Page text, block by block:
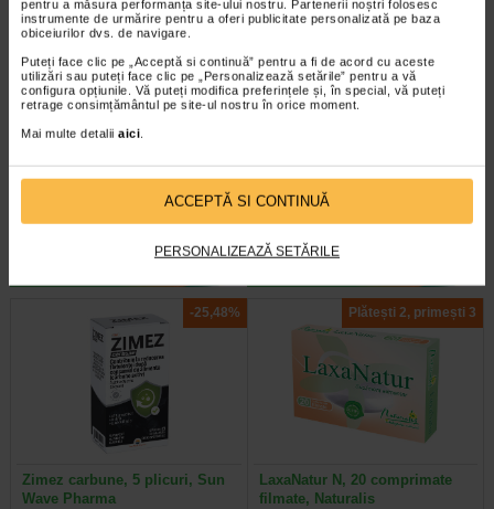
pentru a măsura performanța site-ului nostru. Partenerii noștri folosesc
instrumente de urmărire pentru a oferi publicitate personalizată pe baza
obiceiurilor dvs. de navigare.
Puteți face clic pe „Acceptă si continuă” pentru a fi de acord cu aceste
utilizări sau puteți face clic pe „Personalizează setările” pentru a vă
configura opțiunile. Vă puteți modifica preferințele și, în special, vă puteți
retrage consimțământul pe site-ul nostru în orice moment.
Mai multe detalii aici.
ACCEPTĂ SI CONTINUĂ
PERSONALIZEAZĂ SETĂRILE
Smecta GO Cacao & Caramel 8
plicuri, 3 g pulbere…
Smecta Go® este un dispozitiv
medical, o suspensie gata de
utilizare, disponibila intr-un plic…
Natulax, 20 comprimate, Sun
SUPLIMENT ALIMENTAR -
NATULAX Fiecare comprimat
contine: Ingredient | Cantitate …
-25,48%
Zimez carbune, 5 plicuri, Sun
Wave Pharma
Plătești 2, primești 3
LaxaNatur N, 20 comprimate
filmate, Naturalis